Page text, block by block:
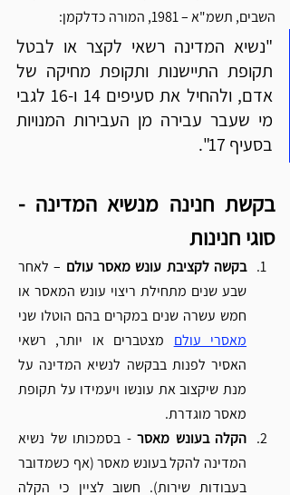
השבים, תשמ"א – 1981, המורה כדלקמן:
בסעיף 17".
סוגי חנינות
בקשה לקציבת עונש מאסר עולם
חמש עשרה שנים במקרים בהם הוטלו שני
מאסרי עולם
מאסר מוגדרת.
הקלה בעונש מאסר